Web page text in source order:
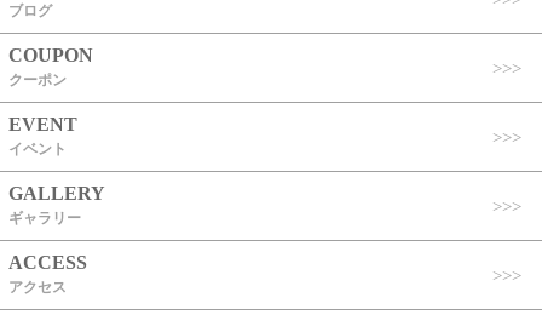
ブログ
COUPON
クーポン
EVENT
イベント
GALLERY
ギャラリー
ACCESS
アクセス